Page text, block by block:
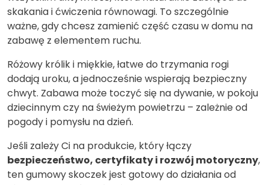
skakania i ćwiczenia równowagi. To szczególnie
ważne, gdy chcesz zamienić część czasu w domu na
zabawę z elementem ruchu.
Różowy królik i miękkie, łatwe do trzymania rogi
dodają uroku, a jednocześnie wspierają bezpieczny
chwyt. Zabawa może toczyć się na dywanie, w pokoju
dziecinnym czy na świeżym powietrzu – zależnie od
pogody i pomysłu na dzień.
Jeśli zależy Ci na produkcie, który łączy
bezpieczeństwo, certyfikaty i rozwój motoryczny,
ten gumowy skoczek jest gotowy do działania od